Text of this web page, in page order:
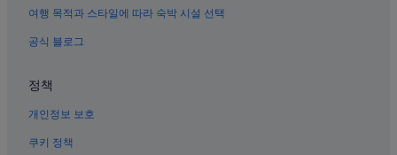
제주시 시내의 온천 호텔
아라리오뮤지엄 탑동시네마 근처 호텔
제주시 호텔
제주시의 Hilton Hotels
제주시의 워터파크 호텔
여행 목적과 스타일에 따라 숙박 시설 선택
공식 블로그
정책
개인정보 보호
쿠키 정책